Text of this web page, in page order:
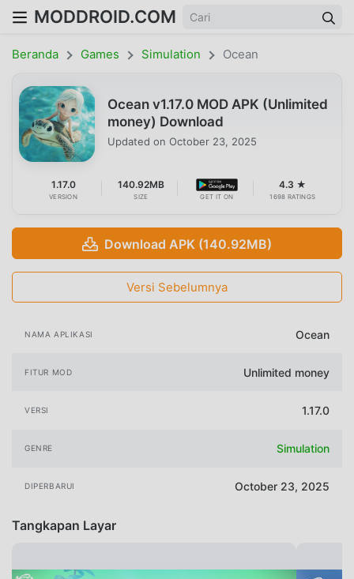
MODDROID.COM
Beranda Games Simulation Ocean
Ocean v1.17.0 MOD APK (Unlimited
money) Download
Updated on October 23, 2025
1.17.0
VERSION
140.92MB
SIZE GET IT ON
4.3 ★
1698 RATINGS
Download APK (140.92MB)
Versi Sebelumnya
NAMA APLIKASI Ocean
FITUR MOD Unlimited money
VERSI 1.17.0
GENRE Simulation
DIPERBARUI October 23, 2025
Tangkapan Layar